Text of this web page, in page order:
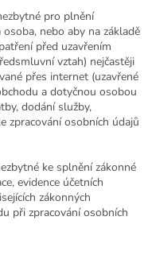
pro plnění
nebo aby na základě
před uzavřením
vztah) nejčastěji
přes internet (uzavřené
a dotyčnou osobou
dodání služby,
zpracování osobních údajů
ke splnění zákonné
evidence účetních
zákonných
při zpracování osobních